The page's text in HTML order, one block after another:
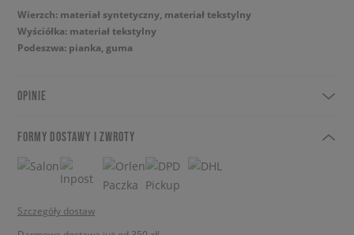
Wierzch: materiał syntetyczny, materiał tekstylny
Wyściółka: materiał tekstylny
Podeszwa: pianka, guma
OPINIE
FORMY DOSTAWY I ZWROTY
Szczegóły dostaw